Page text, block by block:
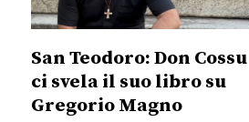
San Teodoro: Don Cossu
ci svela il suo libro su
Gregorio Magno